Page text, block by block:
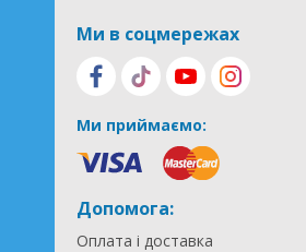
Ми в соцмережах
Ми приймаємо:
Допомога:
Оплата і доставка